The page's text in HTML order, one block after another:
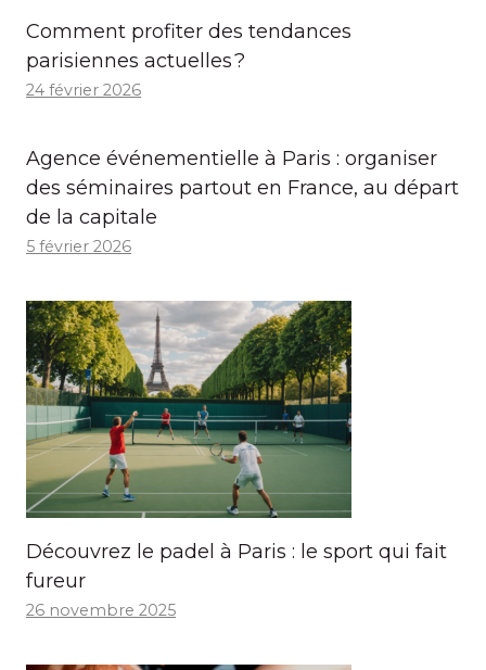
Comment profiter des tendances
parisiennes actuelles ?
24 février 2026
Agence événementielle à Paris : organiser
des séminaires partout en France, au départ
de la capitale
5 février 2026
Découvrez le padel à Paris : le sport qui fait
fureur
26 novembre 2025